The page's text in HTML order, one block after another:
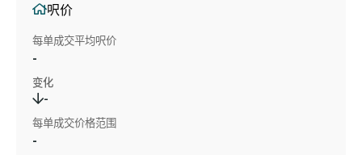
呎价
每单成交平均呎价
-
变化
-
每单成交价格范围
-